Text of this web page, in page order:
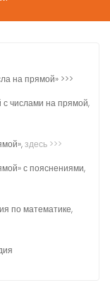
на прямой» >>>
числами на прямой,
здесь >>>
с пояснениями,
по математике,